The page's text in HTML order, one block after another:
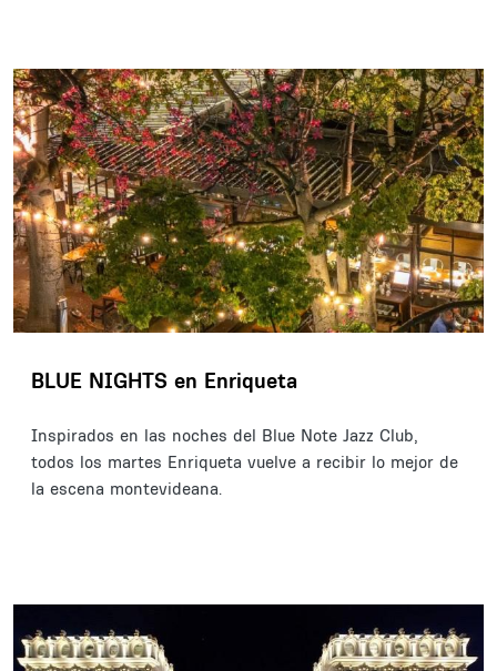
BLUE NIGHTS en Enriqueta
Inspirados en las noches del Blue Note Jazz Club,
todos los martes Enriqueta vuelve a recibir lo mejor de
la escena montevideana.